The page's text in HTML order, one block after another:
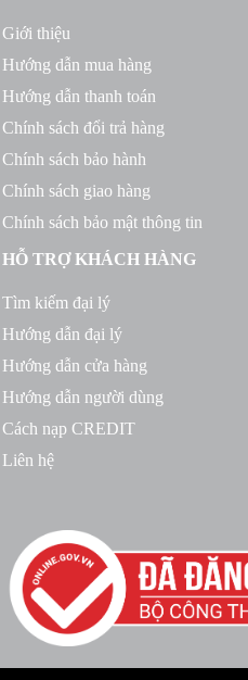
Giới thiệu
Hướng dẫn mua hàng
Hướng dẫn thanh toán
Chính sách đổi trả hàng
Chính sách bảo hành
Chính sách giao hàng
Chính sách bảo mật thông tin
HỖ TRỢ KHÁCH HÀNG
Tìm kiếm đại lý
Hướng dẫn đại lý
Hướng dẫn cửa hàng
Hướng dẫn người dùng
Cách nạp CREDIT
Liên hệ